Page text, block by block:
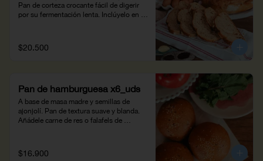
Pan de corteza crocante fácil de digerir
por su fermentación lenta. Inclúyelo en
$20.500
Pan de hamburguesa x6_uds
A base de masa madre y semillas de
ajonjolí. Pan de textura suave y blanda.
Añádele carne de res o falafels de
$16.900